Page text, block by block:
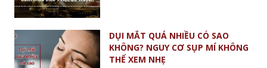
DỤI MẮT QUÁ NHIỀU CÓ SAO
KHÔNG? NGUY CƠ SỤP MÍ KHÔNG
THỂ XEM NHẸ